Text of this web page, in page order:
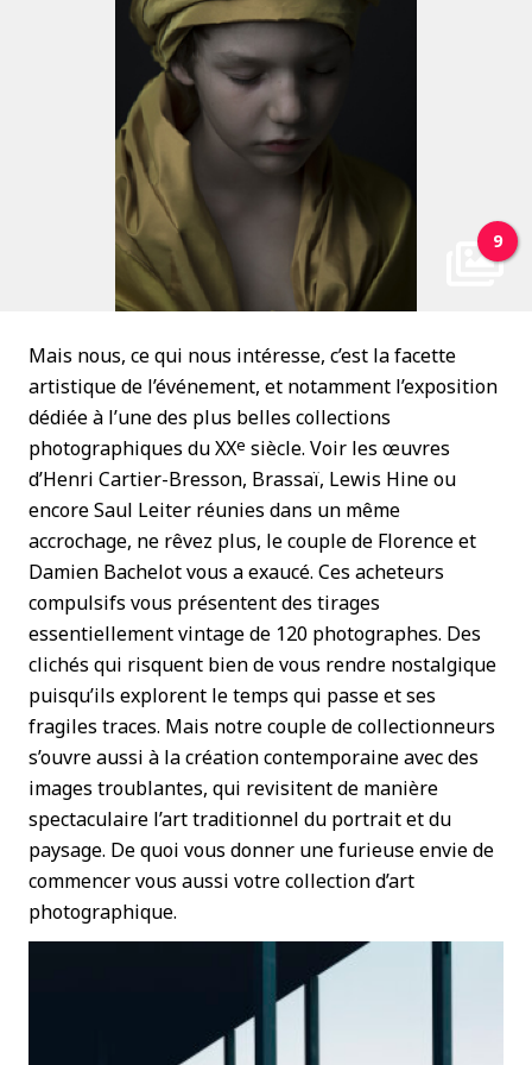
9
Mais nous, ce qui nous intéresse, c’est la facette
artistique de l’événement, et notamment l’exposition
dédiée à l’une des plus belles collections
photographiques du XXe siècle. Voir les œuvres
d’Henri Cartier-Bresson, Brassaï, Lewis Hine ou
encore Saul Leiter réunies dans un même
accrochage, ne rêvez plus, le couple de Florence et
Damien Bachelot vous a exaucé. Ces acheteurs
compulsifs vous présentent des tirages
essentiellement vintage de 120 photographes. Des
clichés qui risquent bien de vous rendre nostalgique
puisqu’ils explorent le temps qui passe et ses
fragiles traces. Mais notre couple de collectionneurs
s’ouvre aussi à la création contemporaine avec des
images troublantes, qui revisitent de manière
spectaculaire l’art traditionnel du portrait et du
paysage. De quoi vous donner une furieuse envie de
commencer vous aussi votre collection d’art
photographique.